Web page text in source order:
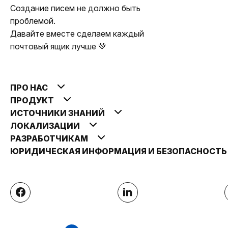
Создание писем не должно быть
проблемой.
Давайте вместе сделаем каждый
почтовый ящик лучше 💚
ПРО НАС
ПРОДУКТ
ИСТОЧНИКИ ЗНАНИЙ
ЛОКАЛИЗАЦИИ
РАЗРАБОТЧИКАМ
ЮРИДИЧЕСКАЯ ИНФОРМАЦИЯ И БЕЗОПАСНОСТЬ